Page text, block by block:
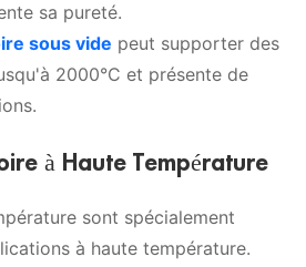
sa pureté.
sous vide peut supporter des
2000°C et présente de
à Haute Température
sont spécialement
à haute température.